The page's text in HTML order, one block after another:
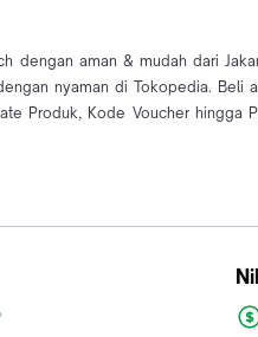
aman & mudah dari
nyaman di Tokopedia.
Produk, Kode Voucher hingga